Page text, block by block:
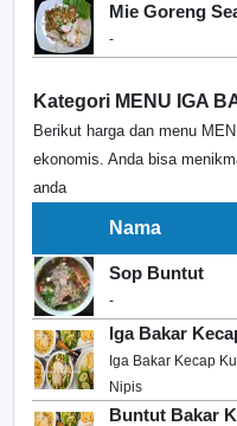
Mie Goreng
-
Kategori MENU IGA
Berikut harga dan menu
ekonomis. Anda bisa
anda
Nama
Sop Buntut
-
Iga Bakar
Iga Bakar Kecap
Nipis
Buntut Bakar